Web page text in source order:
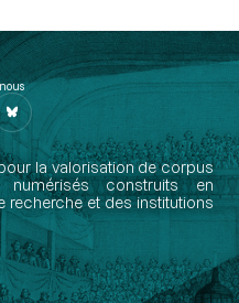
la valorisation de corpus
numérisés construits en
recherche et des institutions